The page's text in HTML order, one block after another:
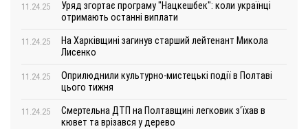
11.24.25
Уряд згортає програму "Нацкешбек": коли українці
отримають останні виплати
11.24.25
На Харківщині загинув старший лейтенант Микола
Лисенко
11.24.25
Оприлюднили культурно-мистецькі події в Полтаві
цього тижня
11.24.25
Смертельна ДТП на Полтавщині легковик з‘їхав в
кювет та врізався у дерево